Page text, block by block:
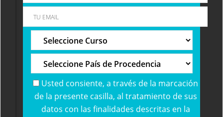
Usted consiente, a través de la marcación
de la presente casilla, al tratamiento de sus
datos con las finalidades descritas en la